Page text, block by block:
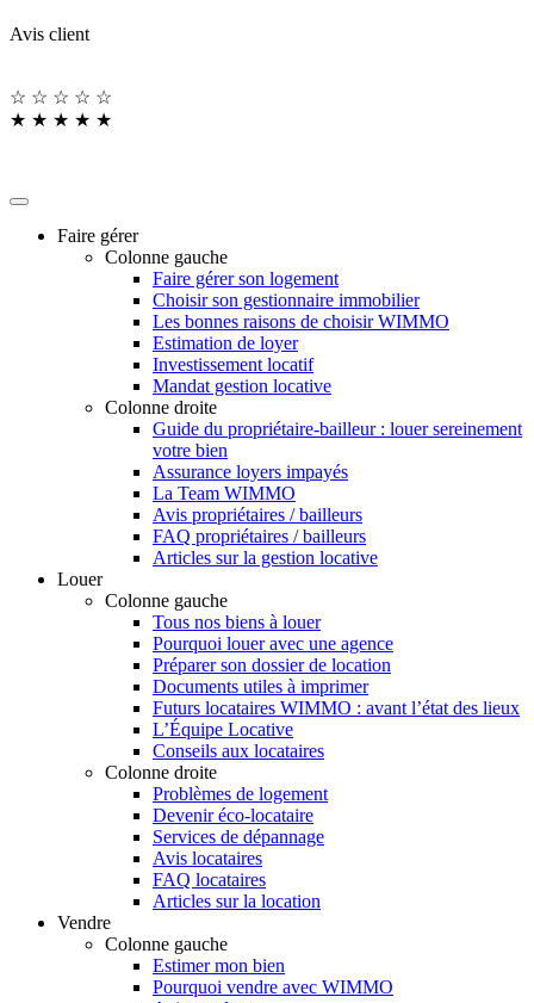
Avis client
☆ ☆ ☆ ☆ ☆
★ ★ ★ ★ ★
Faire gérer
Colonne gauche
Faire gérer son logement
Choisir son gestionnaire immobilier
Les bonnes raisons de choisir WIMMO
Estimation de loyer
Investissement locatif
Mandat gestion locative
Colonne droite
Guide du propriétaire-bailleur : louer sereinement
votre bien
Assurance loyers impayés
La Team WIMMO
Avis propriétaires / bailleurs
FAQ propriétaires / bailleurs
Articles sur la gestion locative
Louer
Colonne gauche
Tous nos biens à louer
Pourquoi louer avec une agence
Préparer son dossier de location
Documents utiles à imprimer
Futurs locataires WIMMO : avant l’état des lieux
L’Équipe Locative
Conseils aux locataires
Colonne droite
Problèmes de logement
Devenir éco-locataire
Services de dépannage
Avis locataires
FAQ locataires
Articles sur la location
Vendre
Colonne gauche
Estimer mon bien
Pourquoi vendre avec WIMMO